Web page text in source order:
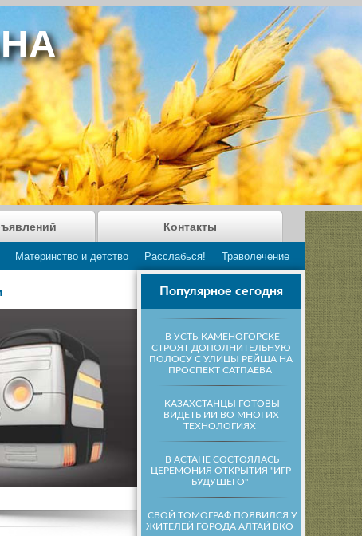
Материнство и детство Расслабься! Траволечение
Контакты
Популярное сегодня
В УСТЬ-КАМЕНОГОРСКЕ
СТРОЯТ ДОПОЛНИТЕЛЬНУЮ
ПОЛОСУ С УЛИЦЫ РЕЙША НА
ПРОСПЕКТ САТПАЕВА
КАЗАХСТАНЦЫ ГОТОВЫ
ВИДЕТЬ ИИ ВО МНОГИХ
ТЕХНОЛОГИЯХ
В АСТАНЕ СОСТОЯЛАСЬ
ЦЕРЕМОНИЯ ОТКРЫТИЯ "ИГР
БУДУЩЕГО"
СВОЙ ТОМОГРАФ ПОЯВИЛСЯ У
ЖИТЕЛЕЙ ГОРОДА АЛТАЙ ВКО